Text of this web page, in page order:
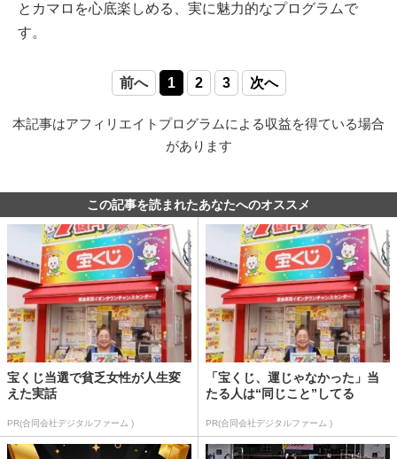
とカマロを心底楽しめる、実に魅力的なプログラムで
す。
前へ 1 2 3 次へ
本記事はアフィリエイトプログラムによる収益を得ている場合
があります
この記事を読まれたあなたへのオススメ
宝くじ当選で貧乏女性が人生変
えた実話
PR(合同会社デジタルファーム )
「宝くじ、運じゃなかった」当
たる人は“同じこと”してる
PR(合同会社デジタルファーム )